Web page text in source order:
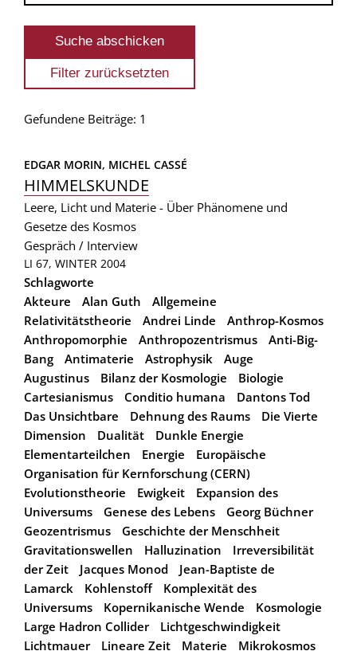
Gefundene Beiträge: 1
EDGAR MORIN, MICHEL CASSÉ
HIMMELSKUNDE
Leere, Licht und Materie - Über Phänomene und
Gesetze des Kosmos
Gespräch / Interview
LI 67, WINTER 2004
Schlagworte
Akteure
Alan Guth
Allgemeine
Relativitätstheorie
Andrei Linde
Anthrop-Kosmos
Anthropomorphie
Anthropozentrismus
Anti-Big-
Bang
Antimaterie Astrophysik
Auge
Augustinus
Bilanz der Kosmologie
Biologie
Cartesianismus
Conditio humana
Dantons Tod
Das Unsichtbare
Dehnung des Raums
Die Vierte
Dimension
Dualität
Dunkle Energie
Elementarteilchen
Energie
Europäische
Organisation für Kernforschung (CERN)
Evolutionstheorie
Ewigkeit
Expansion des
Universums
Genese des Lebens
Georg Büchner
Geozentrismus
Geschichte der Menschheit
Gravitationswellen
Halluzination
Irreversibilität
der Zeit
Jacques Monod
Jean-Baptiste de
Lamarck
Kohlenstoff
Komplexität des
Universums
Kopernikanische Wende
Kosmologie
Large Hadron Collider
Lichtgeschwindigkeit
Lichtmauer
Lineare Zeit Materie
Mikrokosmos